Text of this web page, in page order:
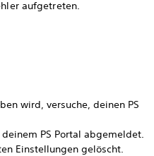
aufgetreten.
wird, versuche, deinen PS
PS Portal abgemeldet.
Einstellungen gelöscht.